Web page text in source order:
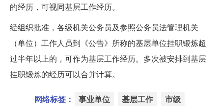
的经历，可视同基层工作经历。
经组织批准，各级机关公务员及参照公务员法管理机关
（单位）工作人员到《公告》所称的基层单位挂职锻炼超
过半年以上的，可作为基层工作经历。多次被安排到基层
挂职锻炼的经历可以合并计算。
网络标签： 事业单位 基层工作 市级